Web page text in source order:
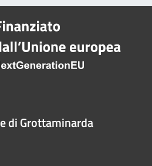
di Grottaminarda